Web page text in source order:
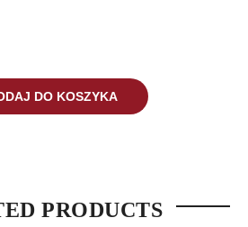
DO KOSZYKA
PRODUCTS